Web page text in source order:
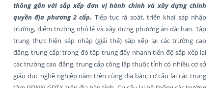
thông gắn với sắp xếp đơn vị hành chính và xây dựng chính
quyền địa phương 2 cấp. Tiếp tục rà soát, triển khai sáp nhập
trường, điểm trường nhỏ lẻ và xây dựng phương án dài hạn. Tập
trung thực hiện sáp nhập (giải thể) sắp xếp lại các trường cao
đẳng, trung cấp; trong đó tập trung đẩy nhanh tiến độ sắp xếp lại
các trường cao đẳng, trung cấp công lập thuộc tỉnh có nhiều cơ sở
giáo dục nghề nghiệp nằm trên cùng địa bàn; cơ cấu lại các trung